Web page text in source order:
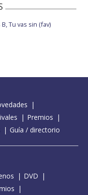
B, Tu vas sin (fav)
Premios
Guía / directorio
DVD